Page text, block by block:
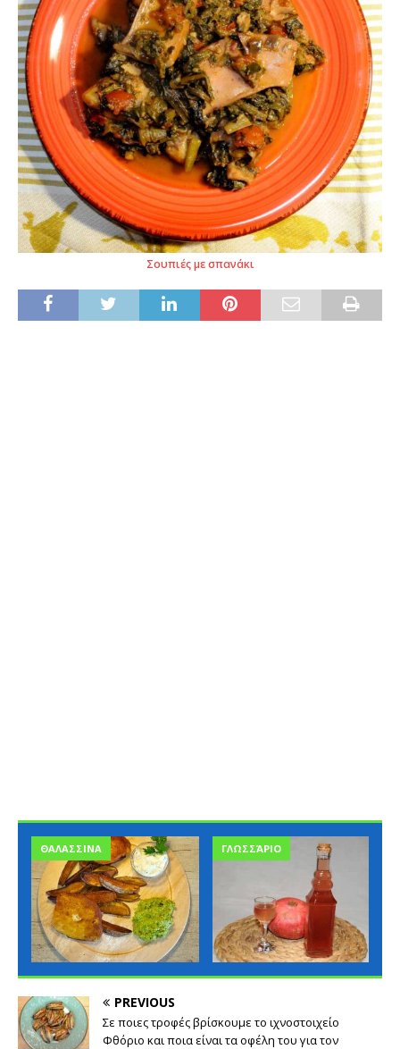
Σουπιές με σπανάκι
ΘΑΛΑΣΣΙΝΑ ΓΛΩΣΣΆΡΙΟ
PREVIOUS
Σε ποιες τροφές βρίσκουμε το ιχνοστοιχείο
Φθόριο και ποια είναι τα οφέλη του για τον